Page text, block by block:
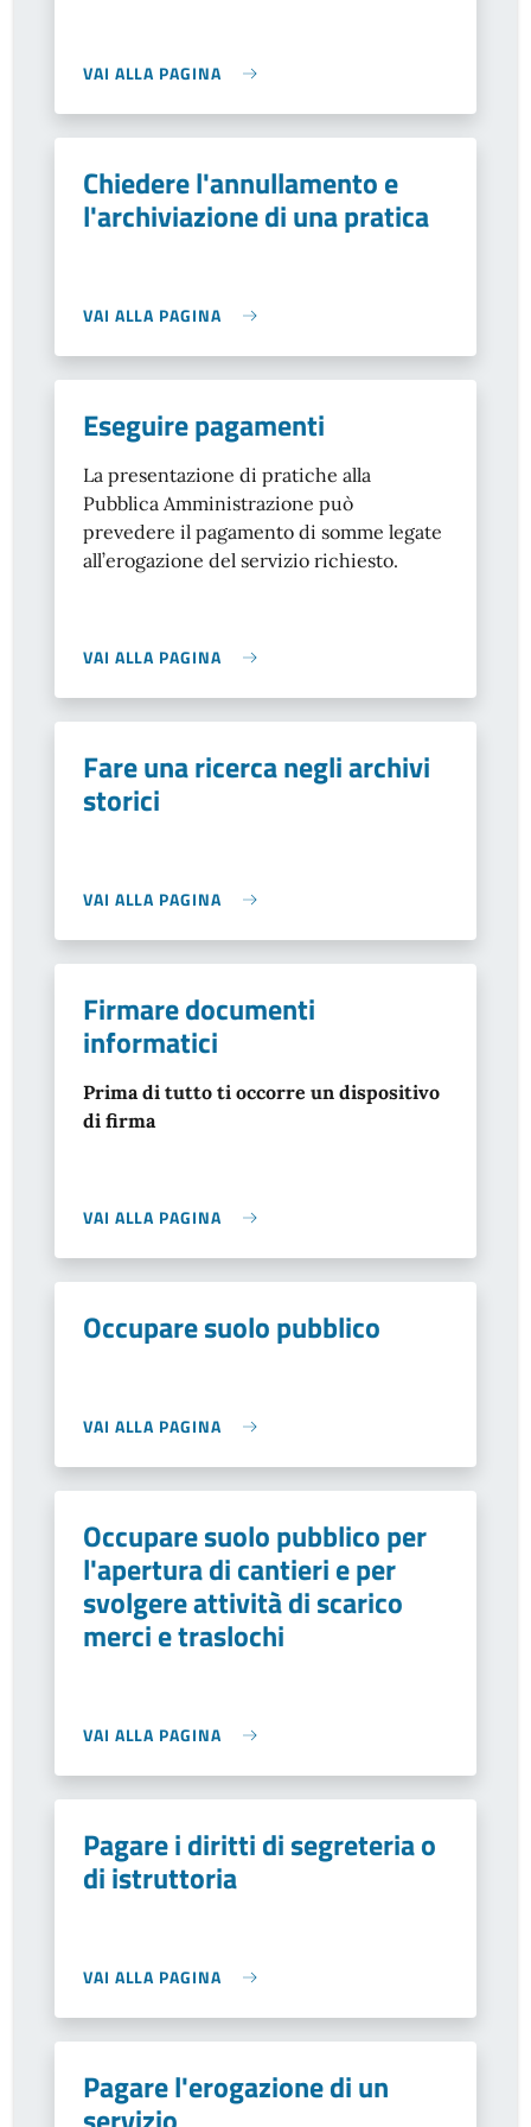
VAI ALLA PAGINA
Chiedere l'annullamento e
l'archiviazione di una pratica
VAI ALLA PAGINA
Eseguire pagamenti
La presentazione di pratiche alla
Pubblica Amministrazione può
prevedere il pagamento di somme legate
all’erogazione del servizio richiesto.
VAI ALLA PAGINA
Fare una ricerca negli archivi
storici
VAI ALLA PAGINA
Firmare documenti
informatici
Prima di tutto ti occorre un dispositivo
di firma
VAI ALLA PAGINA
Occupare suolo pubblico
VAI ALLA PAGINA
Occupare suolo pubblico per
l'apertura di cantieri e per
svolgere attività di scarico
merci e traslochi
VAI ALLA PAGINA
Pagare i diritti di segreteria o
di istruttoria
VAI ALLA PAGINA
Pagare l'erogazione di un